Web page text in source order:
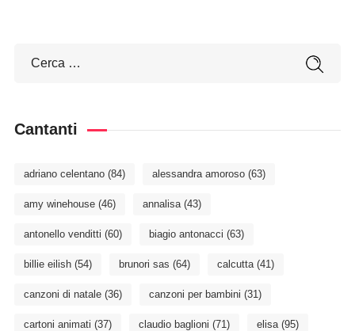
Cantanti
adriano celentano(84) alessandra amoroso(63)
amy winehouse(46) annalisa(43)
antonello venditti (60) biagio antonacci (63)
billie eilish(54) brunori sas (64) calcutta(41)
canzoni di natale(36) canzoni per bambini (31)
cartoni animati (37) claudio baglioni (71) elisa(95)